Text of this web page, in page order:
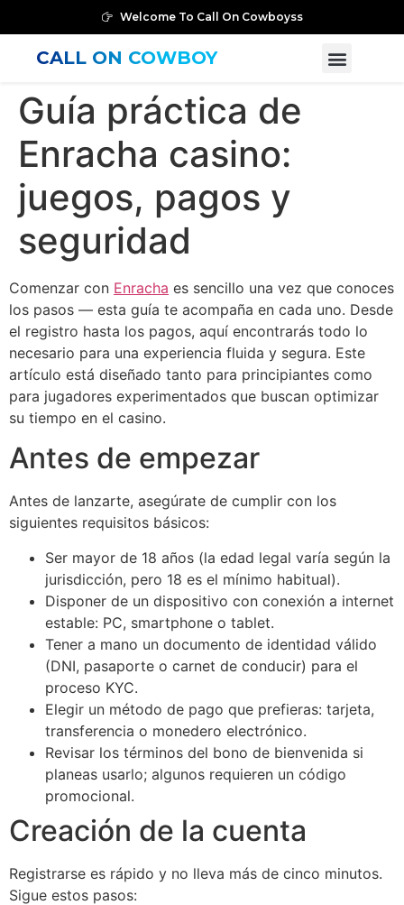
Welcome To Call On Cowboyss
CALL ON COWBOY
Guía práctica de
Enracha casino:
juegos, pagos y
seguridad
Comenzar con Enracha es sencillo una vez que conoces
los pasos — esta guía te acompaña en cada uno. Desde
el registro hasta los pagos, aquí encontrarás todo lo
necesario para una experiencia fluida y segura. Este
artículo está diseñado tanto para principiantes como
para jugadores experimentados que buscan optimizar
su tiempo en el casino.
Antes de empezar
Antes de lanzarte, asegúrate de cumplir con los
siguientes requisitos básicos:
Ser mayor de 18 años (la edad legal varía según la
jurisdicción, pero 18 es el mínimo habitual).
Disponer de un dispositivo con conexión a internet
estable: PC, smartphone o tablet.
Tener a mano un documento de identidad válido
(DNI, pasaporte o carnet de conducir) para el
proceso KYC.
Elegir un método de pago que prefieras: tarjeta,
transferencia o monedero electrónico.
Revisar los términos del bono de bienvenida si
planeas usarlo; algunos requieren un código
promocional.
Creación de la cuenta
Registrarse es rápido y no lleva más de cinco minutos.
Sigue estos pasos: